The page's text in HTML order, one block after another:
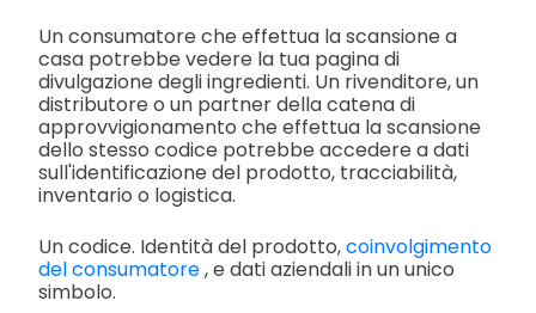
Un consumatore che effettua la scansione a
casa potrebbe vedere la tua pagina di
divulgazione degli ingredienti. Un rivenditore, un
distributore o un partner della catena di
approvvigionamento che effettua la scansione
dello stesso codice potrebbe accedere a dati
sull'identificazione del prodotto, tracciabilità,
inventario o logistica.
Un codice. Identità del prodotto,coinvolgimento
del consumatore, e dati aziendali in un unico
simbolo.